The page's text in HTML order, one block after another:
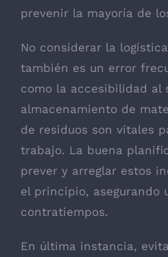
prevenir la mayoría de
No considerar la
también es un error
como la accesibilidad al
almacenamiento de
de residuos son vitales
trabajo. La buena
prever y arreglar estos
el principio, asegurando
contratiempos.
En última instancia,